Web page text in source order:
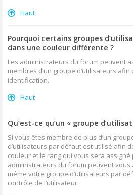
Haut
Pourquoi certains groupes
dans une couleur différente ?
Les administrateurs du forum peuvent
membres d’un groupe d’utilisateurs
identification.
Haut
Qu’est-ce qu’un « groupe
Si vous êtes membre de plus d’un
d’utilisateurs par défaut est utilisé afin
couleur et le rang qui vous sera assigné
administrateurs du forum peuvent
même votre groupe d’utilisateurs par
contrôle de l’utilisateur.